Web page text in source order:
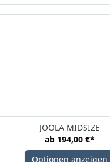
JOOLA MIDSIZE
ab 194,00 €*
Optionen anzeigen